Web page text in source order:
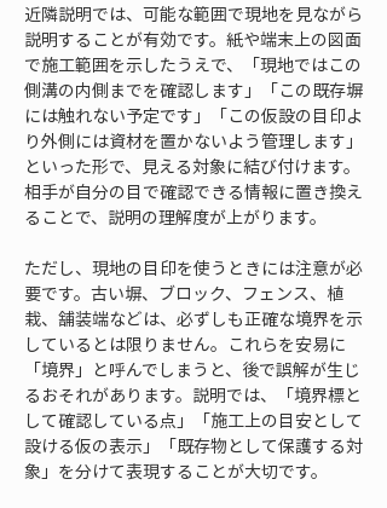
近隣説明では、可能な範囲で現地を見ながら
説明することが有効です。紙や端末上の図面
で施工範囲を示したうえで、「現地ではこの
側溝の内側までを確認します」「この既存塀
には触れない予定です」「この仮設の目印よ
り外側には資材を置かないよう管理します」
といった形で、見える対象に結び付けます。
相手が自分の目で確認できる情報に置き換え
ることで、説明の理解度が上がります。
ただし、現地の目印を使うときには注意が必
要です。古い塀、ブロック、フェンス、植
栽、舗装端などは、必ずしも正確な境界を示
しているとは限りません。これらを安易に
「境界」と呼んでしまうと、後で誤解が生じ
るおそれがあります。説明では、「境界標と
して確認している点」「施工上の目安として
設ける仮の表示」「既存物として保護する対
象」を分けて表現することが大切です。